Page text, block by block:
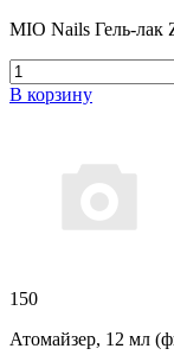
MIO Nails Гель-лак
В корзину
150
Атомайзер, 12 мл